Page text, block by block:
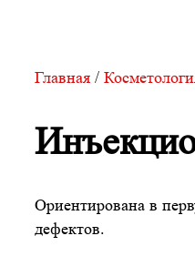
Главная /
Ориентирована в
дефектов.